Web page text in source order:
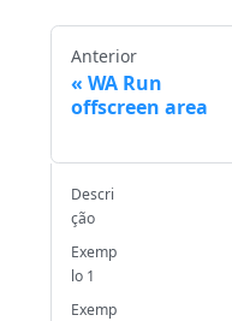
Anterior
WA Run
offscreen area
Descri
ção
Exemp
lo 1
Exemp